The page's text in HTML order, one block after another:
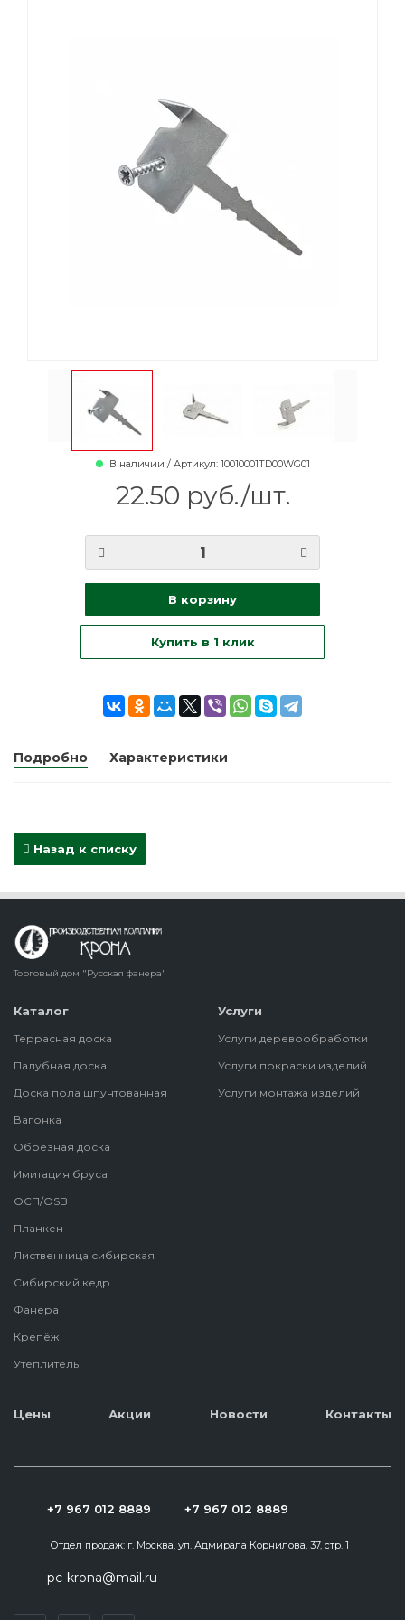
В наличии / Артикул: 10010001TD00WG01
22.50 руб./шт.
В корзину
Купить в 1 клик
Подробно Характеристики
Назад к списку
Торговый дом "Русская фанера"
Каталог
Террасная доска
Палубная доска
Доска пола шпунтованная
Вагонка
Обрезная доска
Имитация бруса
ОСП/OSB
Планкен
Лиственница сибирская
Сибирский кедр
Фанера
Крепёж
Утеплитель
Услуги
Услуги деревообработки
Услуги покраски изделий
Услуги монтажа изделий
Цены Акции Новости Контакты
+7 967 012 8889 +7 967 012 8889
Отдел продаж: г. Москва, ул. Адмирала Корнилова, 37, стр. 1
pc-krona@mail.ru